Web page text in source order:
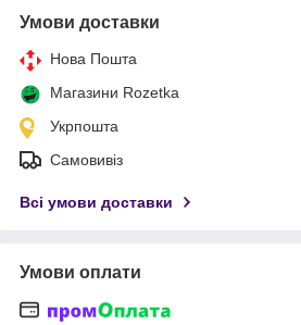
Умови доставки
Нова Пошта
Магазини Rozetka
Укрпошта
Самовивіз
Всі умови доставки
Умови оплати